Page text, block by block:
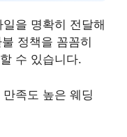
을 명확히 전달해
정책을 꼼꼼히
수 있습니다.
족도 높은 웨딩